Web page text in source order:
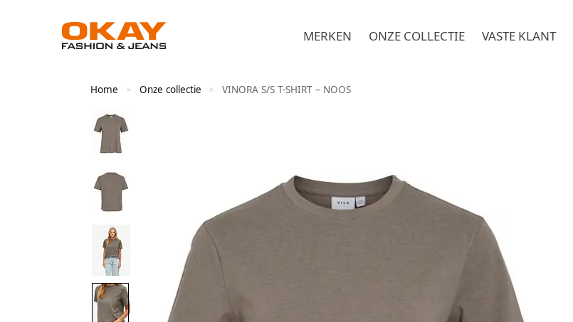
MERKEN ONZE COLLECTIE VASTE KLANT
Home > Onze collectie > VINORA S/S T-SHIRT – NOOS